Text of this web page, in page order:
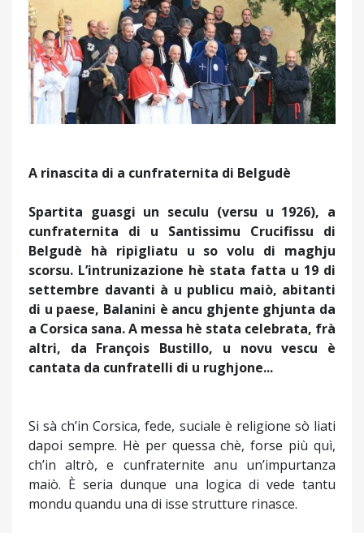
A rinascita di a cunfraternita di Belgudè
Spartita guasgi un seculu (versu u 1926), a
cunfraternita di u Santissimu Crucifissu di
Belgudè hà ripigliatu u so volu di maghju
scorsu. L’intrunizazione hè stata fatta u 19 di
settembre davanti à u publicu maiò, abitanti
di u paese, Balanini è ancu ghjente ghjunta da
a Corsica sana. A messa hè stata celebrata, frà
altri, da François Bustillo, u novu vescu è
cantata da cunfratelli di u rughjone...
Si sà ch’in Corsica, fede, suciale è religione sò liati
dapoi sempre. Hè per quessa chè, forse più quì,
ch’in altrò, e cunfraternite anu un’impurtanza
maiò. È seria dunque una logica di vede tantu
mondu quandu una di isse strutture rinasce.